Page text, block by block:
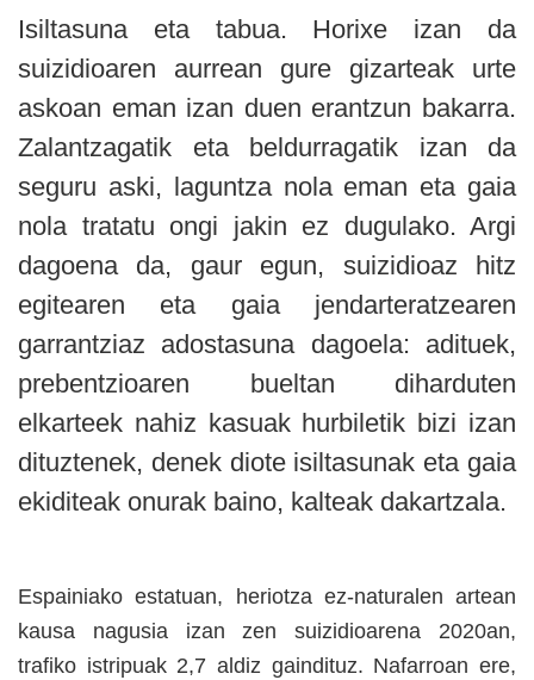
Isiltasuna eta tabua.
Horixe izan da
suizidioaren aurrean gure gizarteak urte
askoan eman izan duen erantzun bakarra.
Zalantzagatik eta beldurragatik izan da
seguru aski, laguntza nola eman eta gaia
nola tratatu ongi jakin ez dugulako. Argi
dagoena da, gaur egun, suizidioaz hitz
egitearen eta gaia jendarteratzearen
garrantziaz adostasuna dagoela: adituek,
prebentzioaren bueltan diharduten
elkarteek nahiz kasuak hurbiletik bizi izan
dituztenek, denek diote isiltasunak eta gaia
ekiditeak onurak baino, kalteak dakartzala.
Espainiako estatuan, heriotza ez-naturalen artean
kausa nagusia izan zen suizidioarena 2020an,
trafiko istripuak 2,7 aldiz gaindituz. Nafarroan ere,